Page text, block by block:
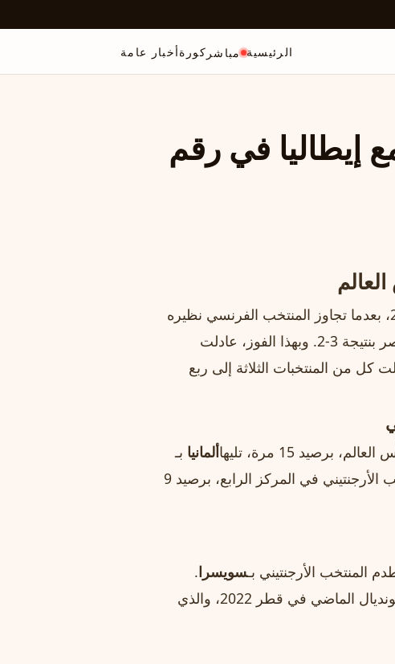
الرئيسية مباشر كورةأخبار عامة
إيطاليا في رقم
بلغت فرنسا والأرجنتين الدور ربع النهائي من كأس العالم 2026، بعدما تجاوز المنتخب الفرنسي نظيره
الباراغوياني بهدف نظيف، بينما فاز المنتخب الأرجنتيني على مصر بنتيجة 3-2. وبهذا الفوز، عادلت
كل من المنتخبات الثلاثة إلى ربع
15 مرة، تليها ألمانيا بـ
بـ 11 مرة. ويأتي المنتخب الفرنسي والمنتخب الأرجنتيني في المركز الرابع، برصيد 9
المنتخب الأرجنتيني بـسويسرا.
وتأتي هذه المباريات بعد أن خاضت فرنسا والأرجنتين نهائي المونديال الماضي في قطر 2022، والذي